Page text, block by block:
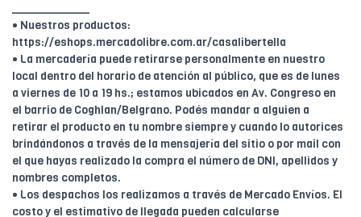
• Nuestros productos:
https://eshops.mercadolibre.com.ar/casalibertella
• La mercadería puede retirarse personalmente en nuestro
local dentro del horario de atención al público, que es de lunes
a viernes de 10 a 19 hs.; estamos ubicados en Av. Congreso en
el barrio de Coghlan/Belgrano. Podés mandar a alguien a
retirar el producto en tu nombre siempre y cuando lo autorices
brindándonos a través de la mensajería del sitio o por mail con
el que hayas realizado la compra el número de DNI, apellidos y
nombres completos.
• Los despachos los realizamos a través de Mercado Envíos. El
costo y el estimativo de llegada pueden calcularse